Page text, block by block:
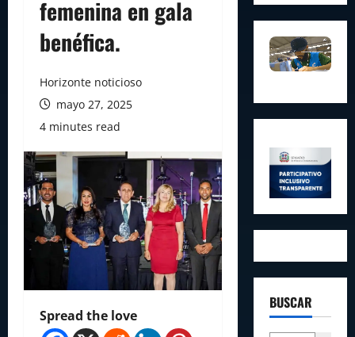
femenina en gala
benéfica.
Horizonte noticioso
mayo 27, 2025
4 minutes read
Spread the love
BUSCAR